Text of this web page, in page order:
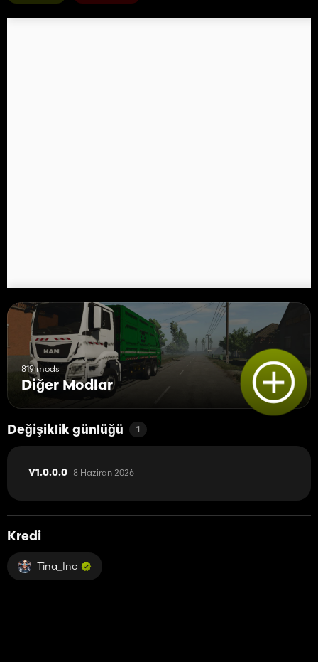
819 mods
Diğer Modlar
Değişiklik günlüğü 1
V1.0.0.0 8 Haziran 2026
Kredi
Tina_Inc